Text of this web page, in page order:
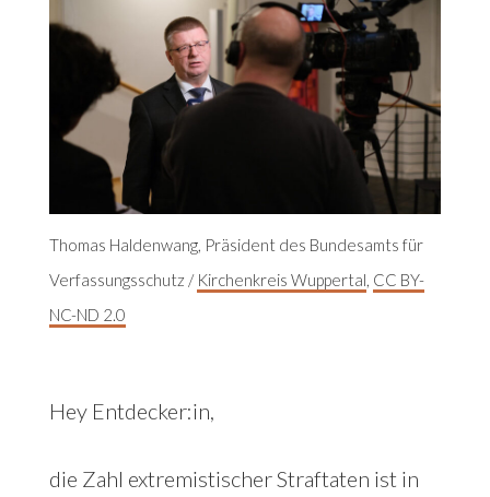
Thomas Haldenwang, Präsident des Bundesamts für
Verfassungsschutz / Kirchenkreis Wuppertal, CC BY-
NC-ND 2.0
Hey Entdecker:in,
die Zahl extremistischer Straftaten ist in